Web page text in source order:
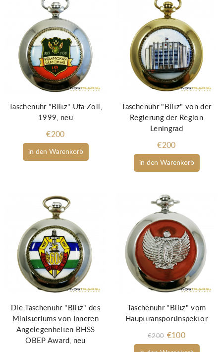
in den Warenkorb
Taschenuhr "Blitz" Ufa Zoll,
1999, neu
€200
in den Warenkorb
Taschenuhr "Blitz" von der
Regierung der Region
Leningrad
€200
Die Taschenuhr "Blitz" des
Ministeriums von Inneren
Angelegenheiten BHSS
OBEP Award, neu
Taschenuhr "Blitz" vom
Haupttransportinspektor
€200 €100